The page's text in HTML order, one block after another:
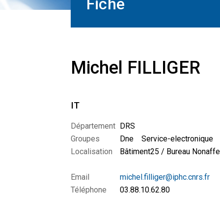
Fiche
Michel FILLIGER
IT
Département DRS
Groupes
Dne
Service-electronique
Localisation
Bâtiment25 / Bureau
Email
michel.filliger@iphc.cnrs.fr
Téléphone
03.88.10.62.80